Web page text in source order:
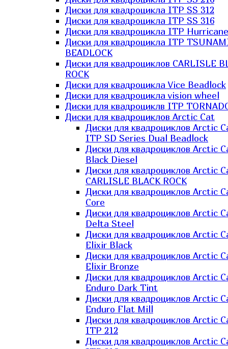
Диски для квадроцикла ITP SS 312
Диски для квадроцикла ITP SS 316
Диски для квадроцикла ITP Hurricane
Диски для квадроцикла ITP
BEADLOCK
Диски для квадроциклов CARLISLE
ROCK
Диски для квадроцикла Vice Beadlock
Диски для квадроцикла vision wheel
Диски для квадроциклв ITP
Диски для квадроциклов Arctic Cat
Диски для квадроциклов Arctic
ITP SD Series Dual Beadlock
Диски для квадроциклов Arctic
Black Diesel
Диски для квадроциклов Arctic
CARLISLE BLACK ROCK
Диски для квадроциклов Arctic
Core
Диски для квадроциклов Arctic
Delta Steel
Диски для квадроциклов Arctic
Elixir Black
Диски для квадроциклов Arctic
Elixir Bronze
Диски для квадроциклов Arctic
Enduro Dark Tint
Диски для квадроциклов Arctic
Enduro Flat Mill
Диски для квадроциклов Arctic
ITP 212
Диски для квадроциклов Arctic